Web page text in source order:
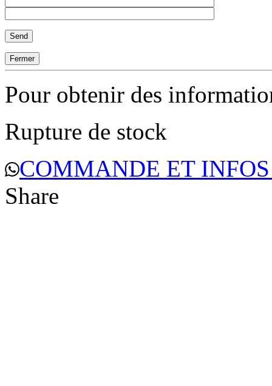
Fermer
Pour obtenir des
Rupture de stock
COMMANDE ET
Share